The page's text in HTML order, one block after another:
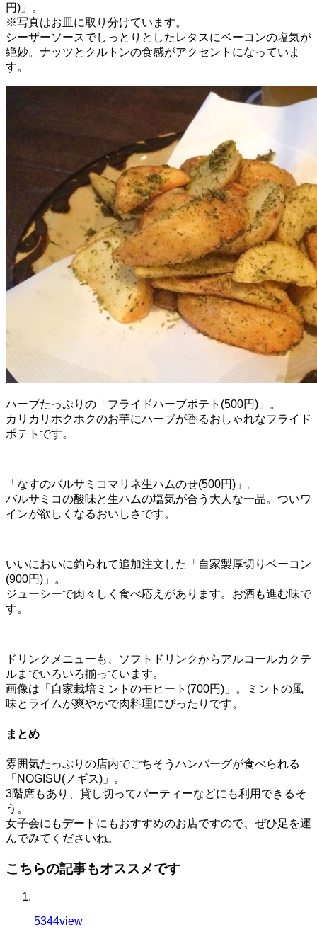
円)」。
※写真はお皿に取り分けています。
シーザーソースでしっとりとしたレタスにベーコンの塩気が
絶妙。ナッツとクルトンの食感がアクセントになっていま
す。
ハーブたっぷりの「フライドハーブポテト(500円)」。
カリカリホクホクのお芋にハーブが香るおしゃれなフライド
ポテトです。
「なすのバルサミコマリネ生ハムのせ(500円)」。
バルサミコの酸味と生ハムの塩気が合う大人な一品。ついワ
インが欲しくなるおいしさです。
いいにおいに釣られて追加注文した「自家製厚切りベーコン
(900円)」。
ジューシーで肉々しく食べ応えがあります。お酒も進む味で
す。
ドリンクメニューも、ソフトドリンクからアルコールカクテ
ルまでいろいろ揃っています。
画像は「自家栽培ミントのモヒート(700円)」。ミントの風
味とライムが爽やかで肉料理にぴったりです。
まとめ
雰囲気たっぷりの店内でごちそうハンバーグが食べられる
「NOGISU(ノギス)」。
3階席もあり、貸し切ってパーティーなどにも利用できるそ
う。
女子会にもデートにもおすすめのお店ですので、ぜひ足を運
んでみてくださいね。
こちらの記事もオススメです
5344view